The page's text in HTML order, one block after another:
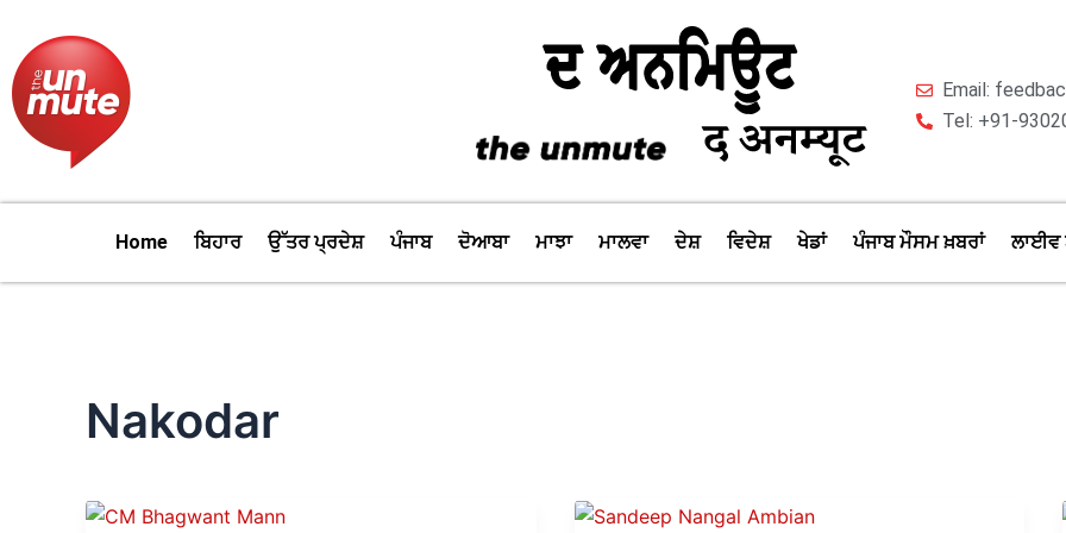
content
Email:
Tel: +91-
Home ਬਿਹਾਰ ਉੱਤਰ ਪ੍ਰਦੇਸ਼ ਪੰਜਾਬ ਦੋਆਬਾ ਮਾਝਾ ਮਾਲਵਾ ਦੇਸ਼ ਵਿਦੇਸ਼ ਖੇਡਾਂ ਪੰਜਾਬ ਮੌਸਮ ਖ਼ਬਰਾਂ ਲਾਈਵ
Nakodar